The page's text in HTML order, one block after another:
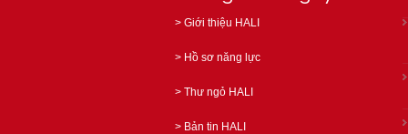
> Giới thiệu HALI
> Hồ sơ năng lực
> Thư ngỏ HALI
> Bản tin HALI